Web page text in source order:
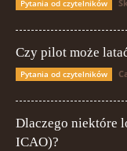
Pytania od czytelników
Czy pilot może
Pytania od czytelników
Dlaczego niektóre
ICAO)?